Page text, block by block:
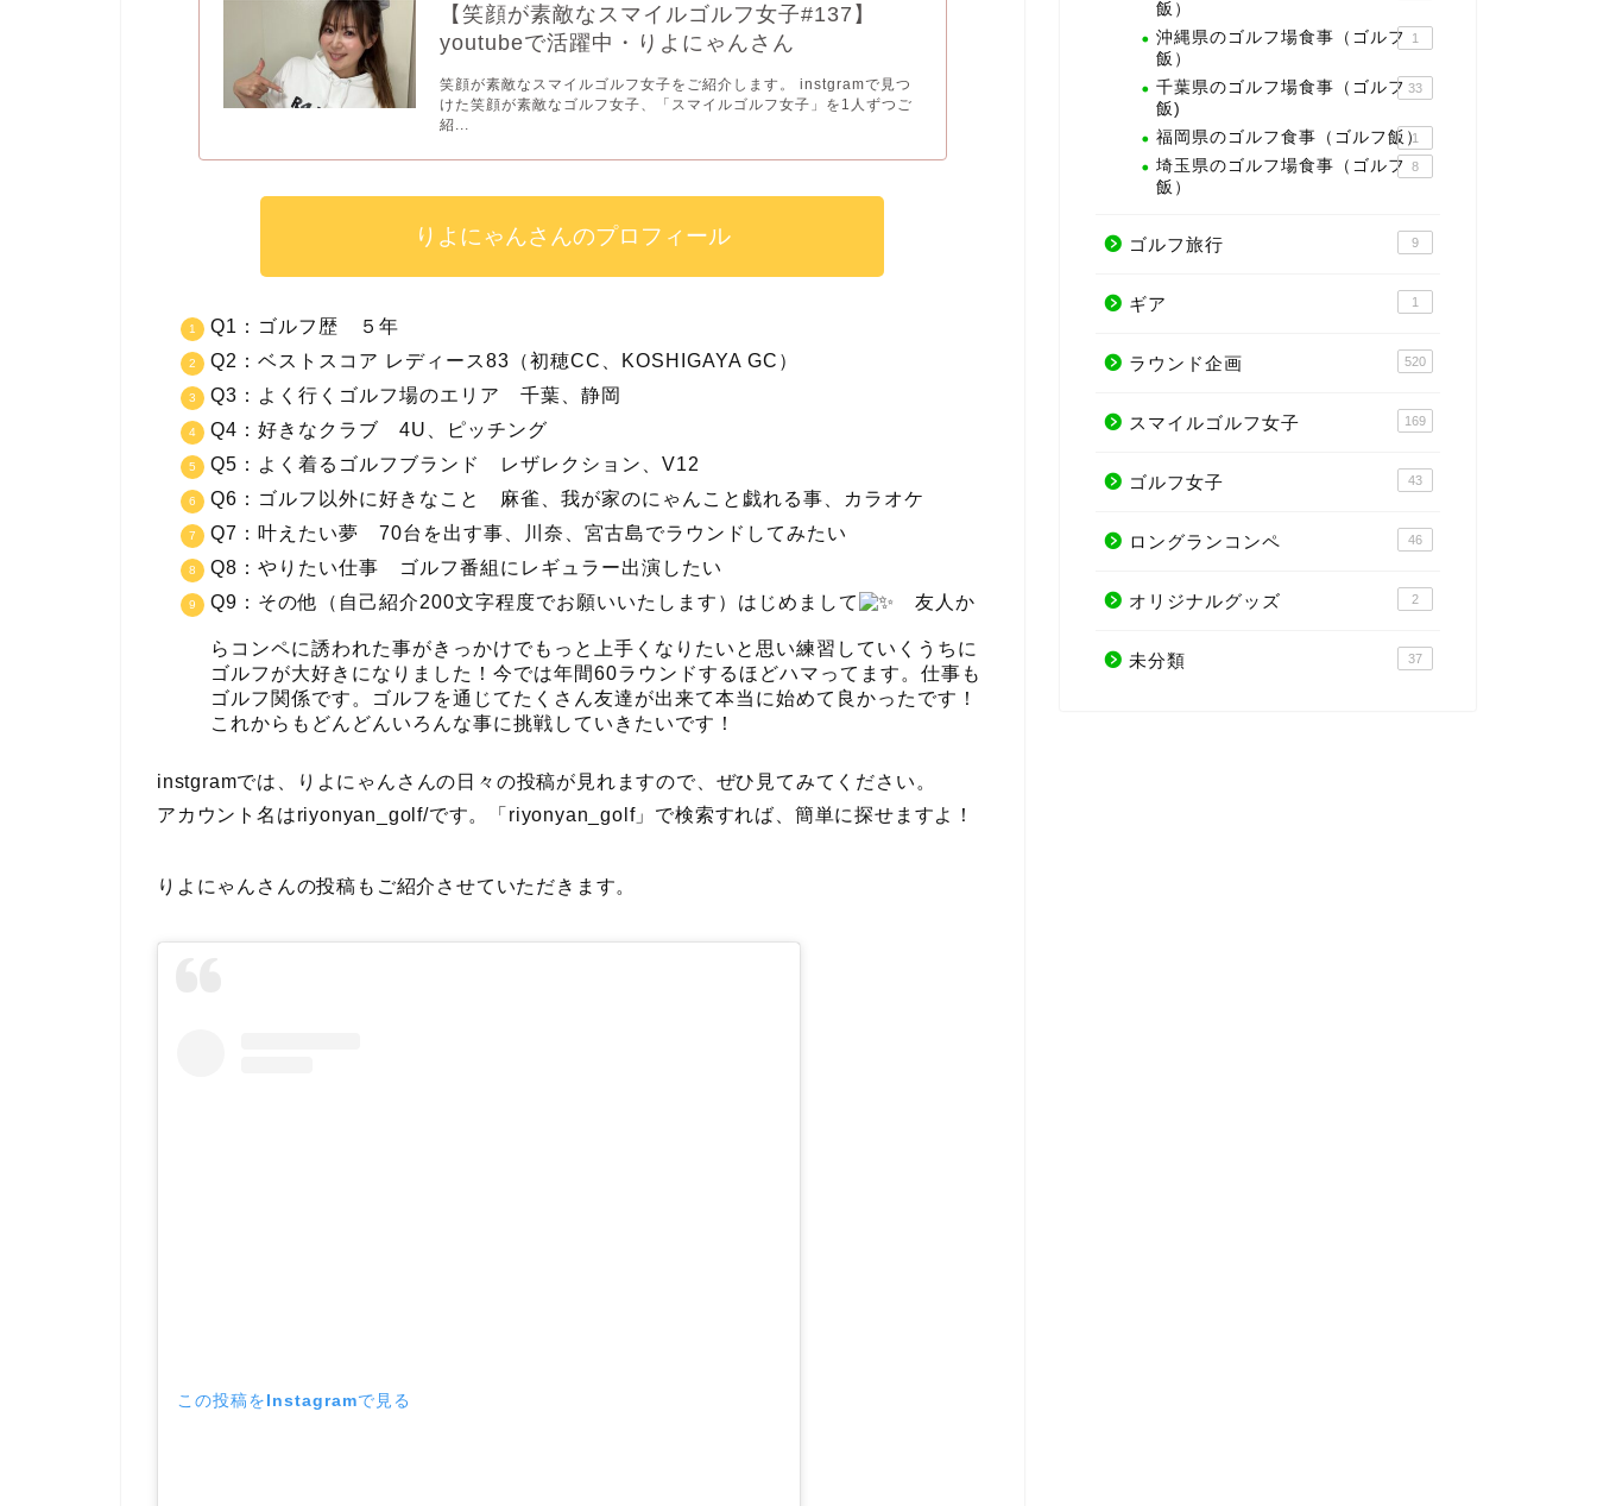
【笑顔が素敵なスマイルゴルフ女子#137】
youtubeで活躍中・りよにゃんさん
笑顔が素敵なスマイルゴルフ女子をご紹介します。 instgramで見つ
けた笑顔が素敵なゴルフ女子、「スマイルゴルフ女子」を1人ずつご
紹...
りよにゃんさんのプロフィール
Q1：ゴルフ歴 ５年
Q2：ベストスコア レディース83（初穂CC、KOSHIGAYA GC）
Q3：よく行くゴルフ場のエリア 千葉、静岡
Q4：好きなクラブ 4U、ピッチング
Q5：よく着るゴルフブランド レザレクション、V12
Q6：ゴルフ以外に好きなこと 麻雀、我が家のにゃんこと戯れる事、カラオケ
Q7：叶えたい夢 70台を出す事、川奈、宮古島でラウンドしてみたい
Q8：やりたい仕事 ゴルフ番組にレギュラー出演したい
Q9：その他（自己紹介200文字程度でお願いいたします）はじめまして
友人か
らコンペに誘われた事がきっかけでもっと上手くなりたいと思い練習していくうちに
ゴルフが大好きになりました！今では年間60ラウンドするほどハマってます。仕事も
ゴルフ関係です。ゴルフを通じてたくさん友達が出来て本当に始めて良かったです！
これからもどんどんいろんな事に挑戦していきたいです！
instgramでは、りよにゃんさんの日々の投稿が見れますので、ぜひ見てみてください。
アカウント名はriyonyan_golf/です。「riyonyan_golf」で検索すれば、簡単に探せますよ！
りよにゃんさんの投稿もご紹介させていただきます。
この投稿をInstagramで見る
飯）
沖縄県のゴルフ場食事（ゴルフ
飯）
1
千葉県のゴルフ場食事（ゴルフ
飯)
33
福岡県のゴルフ食事（ゴルフ飯）1
埼玉県のゴルフ場食事（ゴルフ
飯）
8
ゴルフ旅行 9
ギア 1
ラウンド企画 520
スマイルゴルフ女子 169
ゴルフ女子 43
ロングランコンペ 46
オリジナルグッズ 2
未分類 37